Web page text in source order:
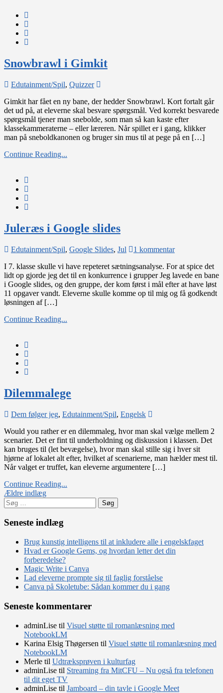
Snowbrawl i Gimkit
Edutainment/Spil, Quizzer
i
Gimkit
Gimkit har fået en ny bane, der hedder Snowbrawl. Kort fortalt går
det ud på, at eleverne skal besvare spørgsmål. Ved korrekt besvarede
spørgsmål tjener man snebolde, som man så kan kaste efter
klassekammeraterne – eller læreren. Når spillet er i gang, klikker
man på sneboldkanonen og bruger sin mus til at pege på en […]
Continue Reading...
Juleræs i Google slides
Edutainment/Spil, Google Slides, Jul 1 kommentartil
i
Google
slides
I 7. klasse skulle vi have repeteret sætningsanalyse. For at spice det
lidt op gjorde jeg det til en konkurrence i grupper Jeg lavede en bane
i Google slides, og den gruppe, der kom først i mål efter at have løst
11 opgaver vandt. Eleverne skulle komme op til mig og få godkendt
løsningen af […]
Continue Reading...
Dilemmalege
Dem følger jeg, Edutainment/Spil, Engelsk
Would you rather er en dilemmaleg, hvor man skal vælge mellem 2
scenarier. Det er fint til underholdning og diskussion i klassen. Det
kan bruges til (let bevægelse), hvor man skal stille sig i hver sit
hjørne af lokalet alt efter, hvilket af scenarierne, man hælder mest til.
Når valget er truffet, kan eleverne argumentere […]
Continue Reading...
Navigation
til
indlæg
Ældre indlæg
Søg
efter:
Seneste indlæg
Brug kunstig intelligens til at inkludere alle i engelskfaget
Hvad er Google Gems, og hvordan letter det din
forberedelse?
Magic Write i Canva
Lad eleverne prompte sig til faglig forståelse
Canva på Skoletube: Sådan kommer du i gang
Seneste kommentarer
adminLise til Visuel støtte til romanlæsning med
NotebookLM
Karina Elsig Thøgersen til Visuel støtte til romanlæsning med
NotebookLM
Merle til Udtræksprøven i kulturfag
adminLise til Streaming fra MitCFU – Nu også fra telefonen
til dit eget TV
adminLise til Jamboard – din tavle i Google Meet